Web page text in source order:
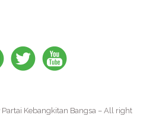
Kebangkitan Bangsa – All right